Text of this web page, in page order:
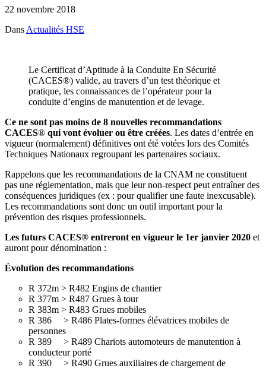
22 novembre 2018
Dans Actualités HSE
Le Certificat d’Aptitude à la Conduite En Sécurité
(CACES®) valide, au travers d’un test théorique et
pratique, les connaissances de l’opérateur pour la
conduite d’engins de manutention et de levage.
Ce ne sont pas moins de 8 nouvelles recommandations
CACES® qui vont évoluer ou être créées. Les dates d’entrée en
vigueur (normalement) définitives ont été votées lors des Comités
Techniques Nationaux regroupant les partenaires sociaux.
Rappelons que les recommandations de la CNAM ne constituent
pas une réglementation, mais que leur non-respect peut entraîner des
conséquences juridiques (ex : pour qualifier une faute inexcusable).
Les recommandations sont donc un outil important pour la
prévention des risques professionnels.
Les futurs CACES® entreront en vigueur le 1er janvier 2020 et
auront pour dénomination :
Évolution des recommandations
R 372m > R482 Engins de chantier
R 377m > R487 Grues à tour
R 383m > R483 Grues mobiles
R 386 > R486 Plates-formes élévatrices mobiles de
personnes
R 389 > R489 Chariots automoteurs de manutention à
conducteur porté
R 390 > R490 Grues auxiliaires de chargement de